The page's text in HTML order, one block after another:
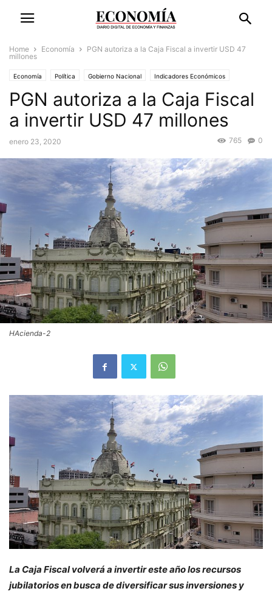
Home Economía
PGN autoriza a la Caja Fiscal a invertir USD 47
millones
Economía Política Gobierno Nacional Indicadores Económicos
PGN autoriza a la Caja Fiscal
a invertir USD 47 millones
enero 23, 2020 0
765
HAcienda-2
La Caja Fiscal volverá a invertir este año los recursos
jubilatorios en busca de diversificar sus inversiones y